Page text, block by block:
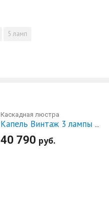
5 ламп
Каскадная люстра
Капель Винтаж 3 лампы с подвесом
40 790 руб.